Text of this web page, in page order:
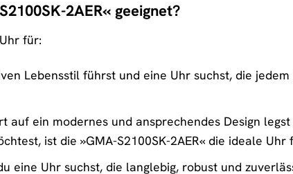
2AER« geeignet?
für:
Lebensstil führst und eine Uhr suchst, die
auf ein modernes und ansprechendes Design
ist die »GMA-S2100SK-2AER« die ideale Uhr
eine Uhr suchst, die langlebig, robust und